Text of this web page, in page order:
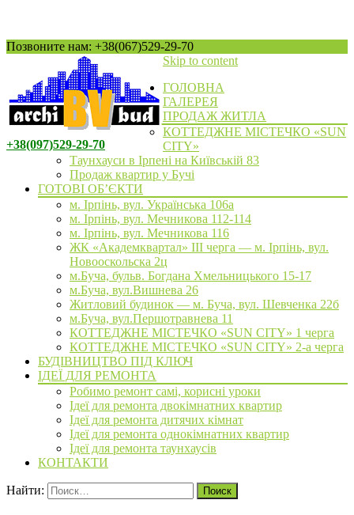
Позвоните нам: +38(067)529-29-70
+38(097)529-29-70
Skip to content
ГОЛОВНА
ГАЛЕРЕЯ
ПРОДАЖ ЖИТЛА
КОТТЕДЖНЕ МІСТЕЧКО «SUN
CITY»
Таунхауси в Ірпені на Київській 83
Продаж квартир у Бучі
ГОТОВІ ОБ’ЄКТИ
м. Ірпінь, вул. Українська 106а
м. Ірпінь, вул. Мечникова 112-114
м. Ірпінь, вул. Мечникова 116
ЖК «Академквартал» III черга — м. Ірпінь, вул.
Новооскольска 2ц
м.Буча, бульв. Богдана Хмельницького 15-17
м.Буча, вул.Вишнева 26
Житловий будинок — м. Буча, вул. Шевченка 22б
м.Буча, вул.Першотравнева 11
КОТТЕДЖНЕ МІСТЕЧКО «SUN CITY» 1 черга
КОТТЕДЖНЕ МІСТЕЧКО «SUN CITY» 2-а черга
БУДІВНИЦТВО ПІД КЛЮЧ
ІДЕЇ ДЛЯ РЕМОНТА
Робимо ремонт самі, корисні уроки
Ідеї для ремонта двокімнатних квартир
Ідеї для ремонта дитячих кімнат
Ідеї для ремонта однокімнатних квартир
Ідеї для ремонта таунхаусів
КОНТАКТИ
Найти: